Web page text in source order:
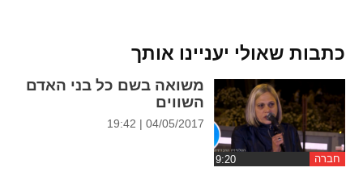
ההגדרות
כתבות שאולי יעניינו אותך
חברה
משואה בשם כל בני האדם
השווים
04/05/2017 | 19:42